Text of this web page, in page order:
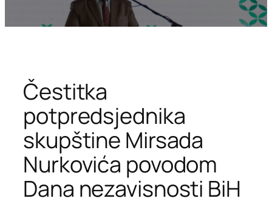
Čestitka
potpredsjednika
skupštine Mirsada
Nurkovića povodom
Dana nezavisnosti BiH